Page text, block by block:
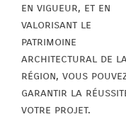
en vigueur, et en
valorisant le
patrimoine
architectural de
région, vous
garantir la
votre projet.